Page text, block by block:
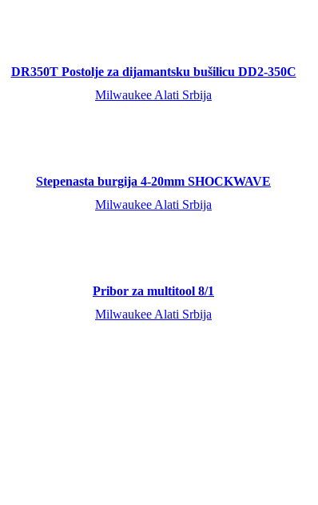
DR350T Postolje za dijamantsku bušilicu DD2-350C
Milwaukee Alati Srbija
Stepenasta burgija 4-20mm SHOCKWAVE
Milwaukee Alati Srbija
Pribor za multitool 8/1
Milwaukee Alati Srbija